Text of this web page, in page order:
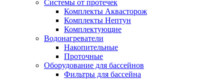
Системы от протечек
Комплекты Аквасторож
Комплекты Нептун
Комплектующие
Водонагреватели
Накопительные
Проточные
Оборудование для бассейнов
Фильтры для бассейна